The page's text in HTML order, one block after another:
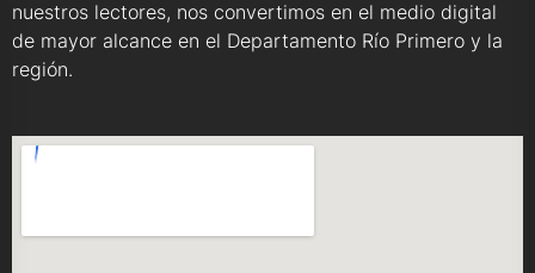
nuestros lectores, nos convertimos en el medio digital
de mayor alcance en el Departamento Río Primero y la
región.